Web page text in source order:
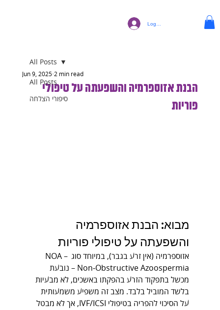
Log In
All Posts
סיפורי הצלחה
All Posts
הבנת אזוספרמיה והשפעתה על טיפולי
פוריות
Jun 9, 2025 2 min read
מבוא: הבנת אזוספרמיה
והשפעתה על טיפולי פוריות
אזוספרמיה (אין זרע בגבר), במיוחד סוג NOA –
Non‑Obstructive Azoospermia – נובעת
מכשל בתפקוד הזרע בהפקתו באשכים, לא מבעיות
בלשד המוביל בלבד. מצב זה משפיע משמעותית
על הסיכוי להפריה בטיפולי IVF/ICSI, אך לא מבטל